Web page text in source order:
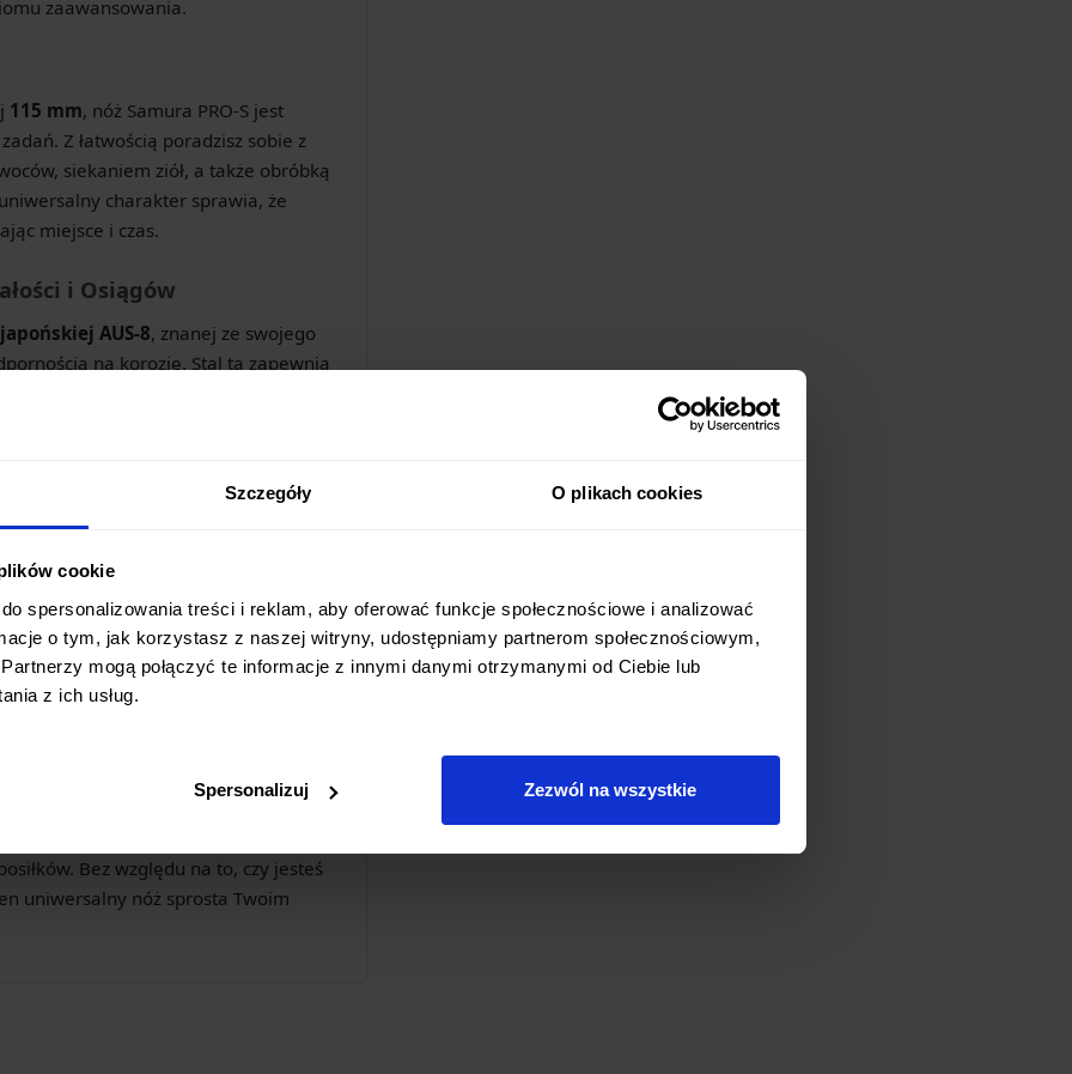
Szczegóły O plikach cookies
cookie
spersonalizowania treści i reklam, aby oferować funkcje społecznościowe i analizować
o tym, jak korzystasz z naszej witryny, udostępniamy partnerom społecznościowym,
mogą połączyć te informacje z innymi danymi otrzymanymi od Ciebie lub
z ich usług.
Spersonalizuj Zezwól na wszystkie
zaawansowania.
115 mm, nóż Samura PRO-S jest
Z łatwością poradzisz sobie z
siekaniem ziół, a także obróbką
charakter sprawia, że
miejsce i czas.
i Osiągów
AUS-8, znanej ze swojego
na korozję. Stal ta zapewnia
Ergonomiczna rękojeść
pewny i komfortowy chwyt,
zmęczenie dłoni podczas
odporny na wilgoć i uszkodzenia
rękojeści.
które podnosi komfort i efektywność
materiały czynią go niezawodnym
Bez względu na to, czy jesteś
uniwersalny nóż sprosta Twoim